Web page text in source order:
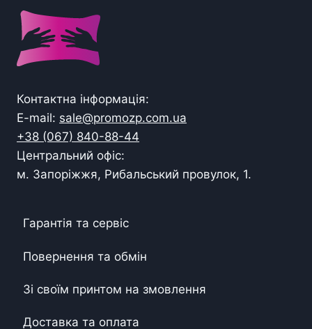
Контактна інформація:
E-mail: sale@promozp.com.ua
+38 (067) 840-88-44
Центральний офіс:
м. Запоріжжя, Рибальський провулок, 1.
Гарантія та сервіс
Повернення та обмін
Зі своїм принтом на змовлення
Доставка та оплата